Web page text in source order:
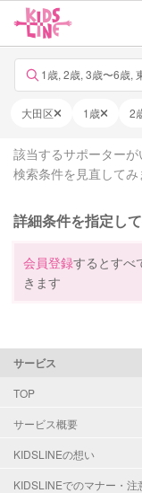
1歳, 2歳, 3歳〜6歳,
大田区 1歳 2
該当するサポーターが
検索条件を見直してみ
詳細条件を指定し
会員登録するとすべ
きます
サービス
TOP
サービス概要
KIDSLINEの想い
KIDSLINEでのマナー・注